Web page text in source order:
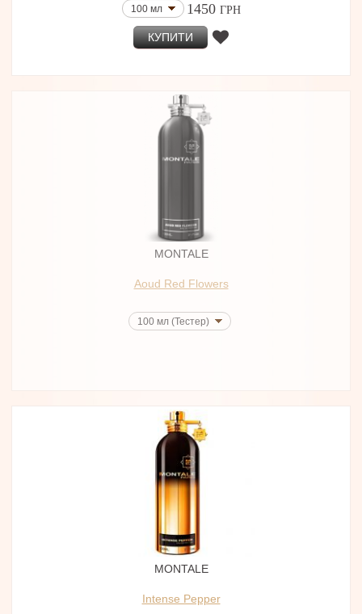
100 мл 1450 ГРН
КУПИТИ
MONTALE
Aoud Red Flowers
100 мл (Тестер)
MONTALE
Intense Pepper